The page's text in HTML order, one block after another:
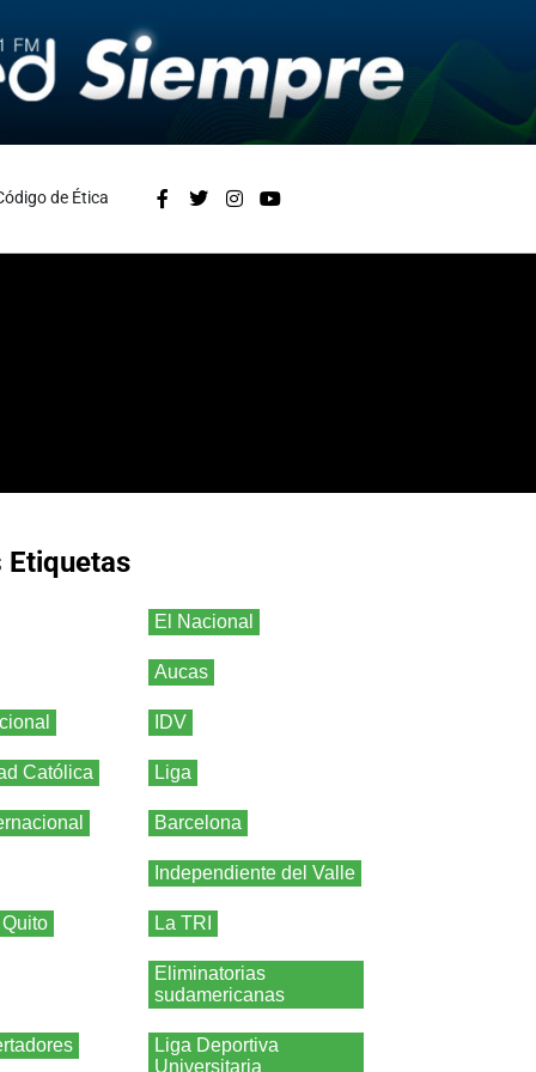
de Ética
Etiquetas
El Nacional
Aucas
IDV
Católica Liga
Barcelona
Independiente del Valle
La TRI
Eliminatorias
sudamericanas
Liga Deportiva
Universitaria